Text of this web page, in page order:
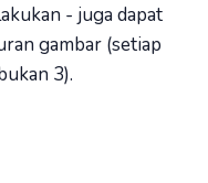
- juga dapat
gambar (setiap
3).